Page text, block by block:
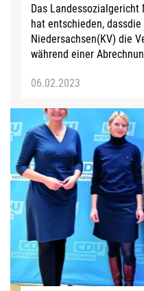
Das Landessozialgericht
hat entschieden,
Niedersachsen(KV) die
während einer
06.02.2023